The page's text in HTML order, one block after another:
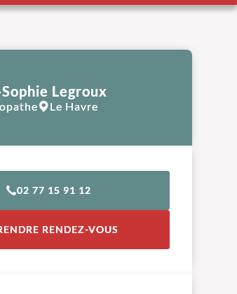
Legroux
Le Havre
02 77 15 91 12
RENDEZ-VOUS